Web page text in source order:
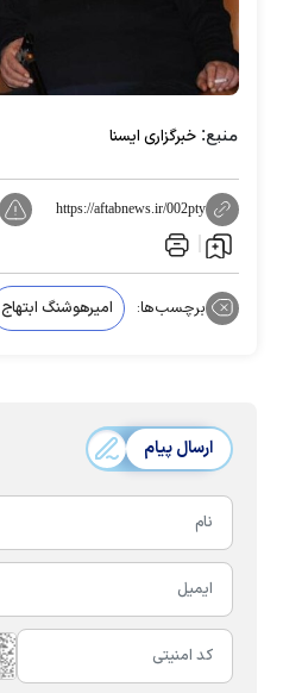
منبع: خبرگزاری ایسنا
https://aftabnews.ir/002pty
برچسب‌ها: امیرهوشنگ ابتهاج
ارسال پیام